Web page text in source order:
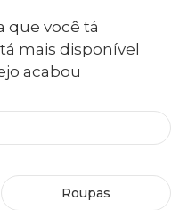
que você tá
mais disponível
acabou
Roupas